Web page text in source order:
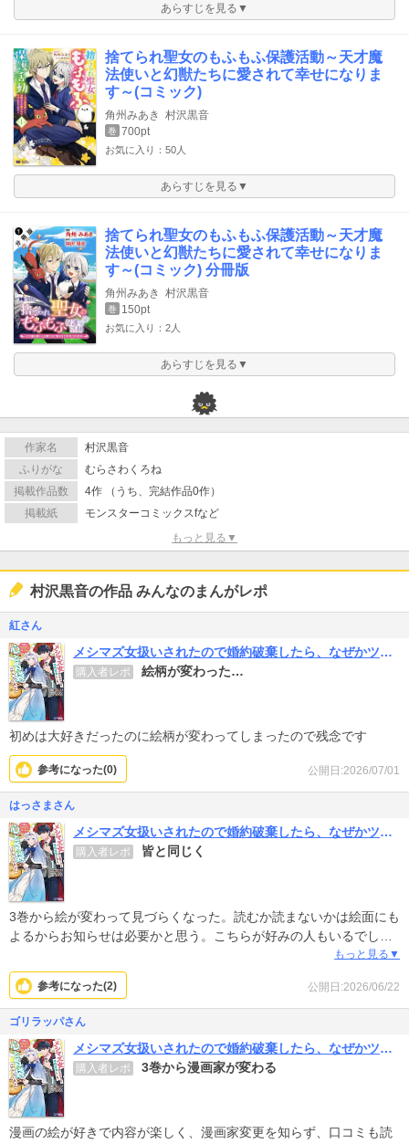
あらすじを見る▼
捨てられ聖女のもふもふ保護活動～天才魔
法使いと幻獣たちに愛されて幸せになりま
す～(コミック)
角州みあき 村沢黒音
巻 700pt
お気に入り：50人
あらすじを見る▼
捨てられ聖女のもふもふ保護活動～天才魔
法使いと幻獣たちに愛されて幸せになりま
す～(コミック) 分冊版
角州みあき 村沢黒音
巻 150pt
お気に入り：2人
あらすじを見る▼
作家名
村沢黒音
ふりがな
むらさわくろね
掲載作品数
4作 （うち、完結作品0作）
掲載紙
モンスターコミックスfなど
もっと見る▼
村沢黒音の作品 みんなのまんがレポ
紅さん
メシマズ女扱いされたので婚約破棄したら、なぜかツンデレ王子の心と胃袋つかんじゃいました(コミック)
購入者レポ 絵柄が変わった…
初めは大好きだったのに絵柄が変わってしまったので残念です
公開日:2026/07/01
参考になった(0)
はっさまさん
メシマズ女扱いされたので婚約破棄したら、なぜかツンデレ王子の心と胃袋つかんじゃいました(コミック)
購入者レポ 皆と同じく
3巻から絵が変わって見づらくなった。読むか読まないかは絵面にも
よるからお知らせは必要かと思う。こちらが好みの人もいるでしょ
うけど私は最初の方が好みだし読みやすい。シストがシュッとし過
ぎてる。作品は好きなのにちょっと残念。
もっと見る▼
公開日:2026/06/22
参考になった(2)
ゴリラッパさん
メシマズ女扱いされたので婚約破棄したら、なぜかツンデレ王子の心と胃袋つかんじゃいました(コミック)
購入者レポ 3巻から漫画家が変わる
漫画の絵が好きで内容が楽しく、漫画家変更を知らず、口コミも読